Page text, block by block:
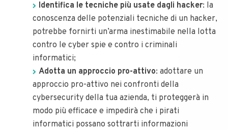
Identifica le tecniche più usate dagli hacker: la
conoscenza delle potenziali tecniche di un hacker,
potrebbe fornirti un’arma inestimabile nella lotta
contro le cyber spie e contro i criminali
informatici;
Adotta un approccio pro-attivo: adottare un
approccio pro-attivo nei confronti della
cybersecurity della tua azienda, ti proteggerà in
modo più efficace e impedirà che i pirati
informatici possano sottrarti informazioni